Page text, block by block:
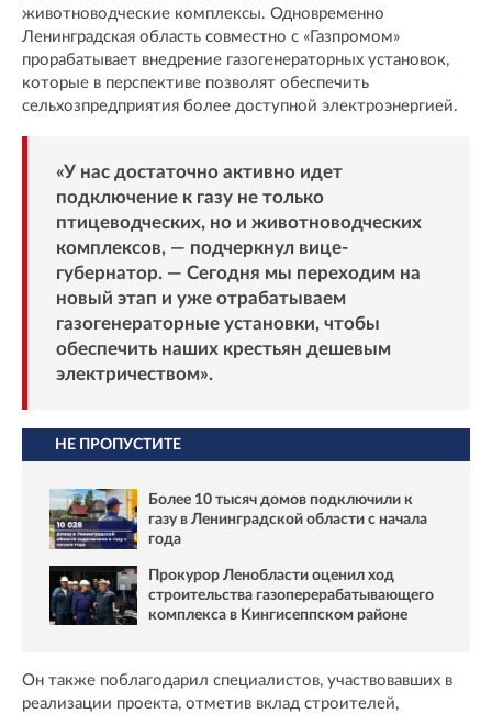
животноводческие комплексы. Одновременно
Ленинградская область совместно с «Газпромом»
прорабатывает внедрение газогенераторных установок,
которые в перспективе позволят обеспечить
сельхозпредприятия более доступной электроэнергией.
«У нас достаточно активно идет
подключение к газу не только
птицеводческих, но и животноводческих
комплексов, — подчеркнул вице-
губернатор. — Сегодня мы переходим на
новый этап и уже отрабатываем
газогенераторные установки, чтобы
обеспечить наших крестьян дешевым
электричеством».
НЕ ПРОПУСТИТЕ
Более 10 тысяч домов подключили к
газу в Ленинградской области с начала
года
Прокурор Ленобласти оценил ход
строительства газоперерабатывающего
комплекса в Кингисеппском районе
Он также поблагодарил специалистов, участвовавших в
реализации проекта, отметив вклад строителей,